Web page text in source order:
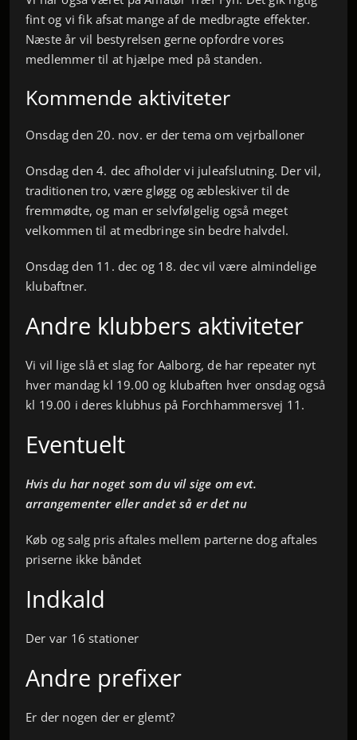
fint og vi fik afsat mange af de medbragte effekter.
Næste år vil bestyrelsen gerne opfordre vores
medlemmer til at hjælpe med på standen.
Kommende aktiviteter
Onsdag den 20. nov. er der tema om vejrballoner
Onsdag den 4. dec afholder vi juleafslutning. Der vil,
traditionen tro, være gløgg og æbleskiver til de
fremmødte, og man er selvfølgelig også meget
velkommen til at medbringe sin bedre halvdel.
Onsdag den 11. dec og 18. dec vil være almindelige
klubaftner.
Andre klubbers aktiviteter
Vi vil lige slå et slag for Aalborg, de har repeater nyt
hver mandag kl 19.00 og klubaften hver onsdag også
kl 19.00 i deres klubhus på Forchhammersvej 11.
Eventuelt
Hvis du har noget som du vil sige om evt.
arrangementer eller andet så er det nu
Køb og salg pris aftales mellem parterne dog aftales
priserne ikke båndet
Indkald
Der var 16 stationer
Andre prefixer
Er der nogen der er glemt?